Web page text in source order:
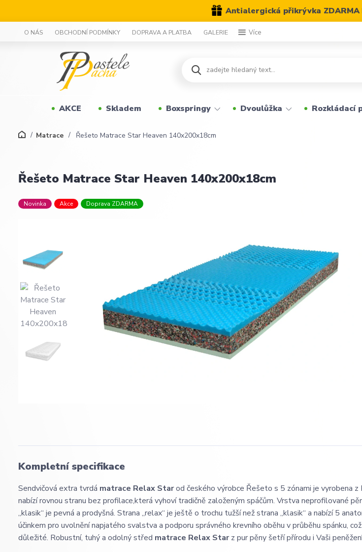
Antialergická přikrývka ZDARMA
O NÁS OBCHODNÍ PODMÍNKY DOPRAVA A PLATBA GALERIE Více
AKCE Skladem Boxspringy Dvoulůžka Rozkládací
Matrace Řešeto Matrace Star Heaven 140x200x18cm
Řešeto Matrace Star Heaven 140x200x18cm
Novinka Akce Doprava ZDARMA
Kompletní specifikace
Sendvičová extra tvrdá matrace Relax Starod českého výrobce Řešeto s 5 zónami je vyrobena z
nabízí rovnou stranu bez profilace,která vyhoví tradičně založeným spáčům. Vrstva neprofilované
„klasik“ je pevná a prodyšná. Strana „relax“ je ještě o trochu tužší než strana „klasik“ a nabízí 5
účinkem pro uvolnění napjatého svalstva a podporu správného krevního oběhu v průběhu spánku,
důležité. Robustní, tuhý a odolný střed matrace Relax Starz pur pěny šetří přírodu i Vaši